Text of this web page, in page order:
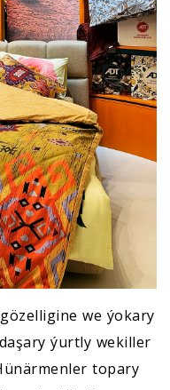
we ýokary
ýurtly wekiller
topary